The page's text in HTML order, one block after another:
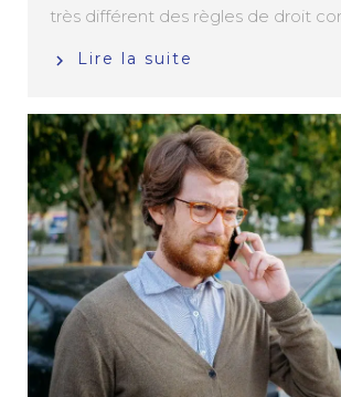
très différent des règles de droit
Lire la suite